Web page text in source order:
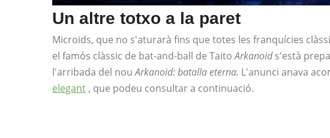
Un altre totxo a la paret
Microids, que no s'aturarà fins que totes les franquícies
el famós clàssic de bat-and-ball de TaitoArkanoids'està
l'arribada del nouArkanoid: batalla eterna. L'anunci anava
elegant , que podeu consultar a continuació.